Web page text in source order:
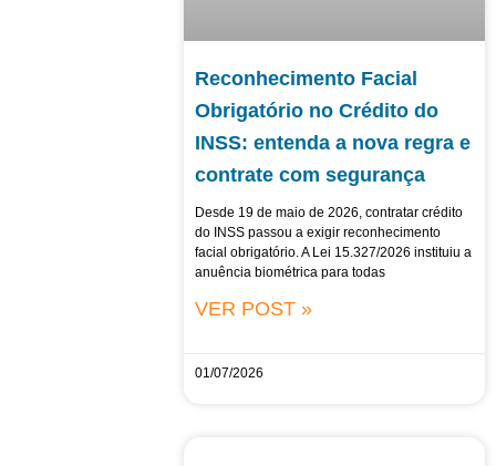
Reconhecimento Facial
Obrigatório no Crédito do
INSS: entenda a nova regra e
contrate com segurança
Desde 19 de maio de 2026, contratar crédito
do INSS passou a exigir reconhecimento
facial obrigatório. A Lei 15.327/2026 instituiu a
anuência biométrica para todas
VER POST »
01/07/2026